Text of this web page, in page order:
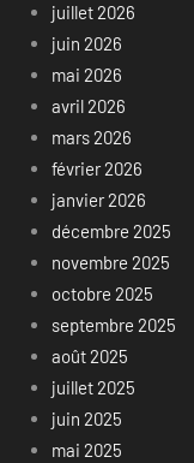
juillet 2026
juin 2026
mai 2026
avril 2026
mars 2026
février 2026
janvier 2026
décembre 2025
novembre 2025
octobre 2025
septembre 2025
août 2025
juillet 2025
juin 2025
mai 2025